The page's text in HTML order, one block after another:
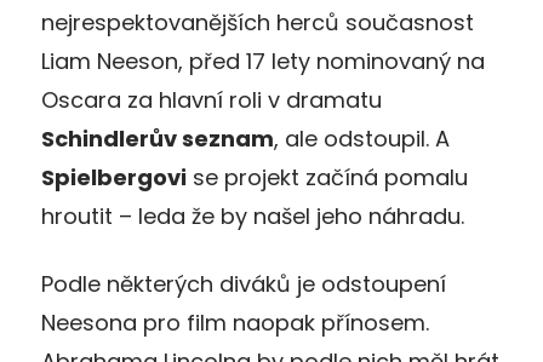
nejrespektovanějších herců současnost
Liam Neeson, před 17 lety nominovaný na
Oscara za hlavní roli v dramatu
Schindlerův seznam, ale odstoupil. A
Spielbergovi se projekt začíná pomalu
hroutit – leda že by našel jeho náhradu.
Podle některých diváků je odstoupení
Neesona pro film naopak přínosem.